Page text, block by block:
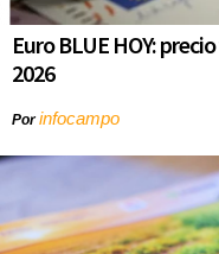
Euro BLUE HOY:
2026
Porinfocampo